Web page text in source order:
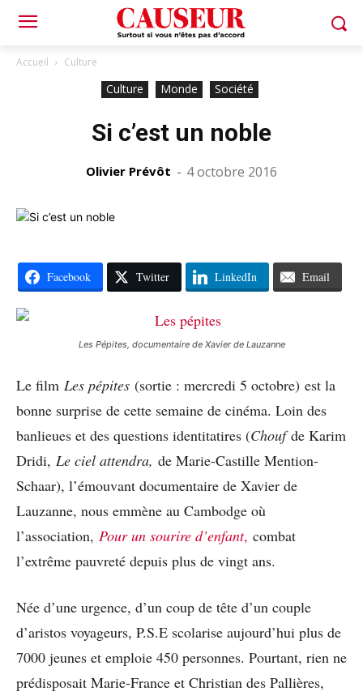
Accueil Culture
Culture Monde Société
Si c’est un noble
Olivier Prévôt - 4 octobre 2016
Facebook Twitter LinkedIn Email
Les Pépites, documentaire de Xavier de Lauzanne
Le film Les pépites (sortie : mercredi 5 octobre) est la
bonne surprise de cette semaine de cinéma. Loin des
banlieues et des questions identitatires (Choufde Karim
Dridi, Le ciel attendra, de Marie-Castille Mention-
Schaar), l’émouvant documentaire de Xavier de
Lauzanne, nous emmène au Cambodge où
l’association, Pour un sourire d’enfant, combat
l’extrême pauvreté depuis plus de vingt ans.
Née d’une urgence, d’un coup de tête d’un couple
d’aristos voyageurs, P.S.E scolarise aujourd’hui plus de
7000 jeunes et emploie 450 personnes. Pourtant, rien ne
prédisposait Marie-France et Christian des Pallières,